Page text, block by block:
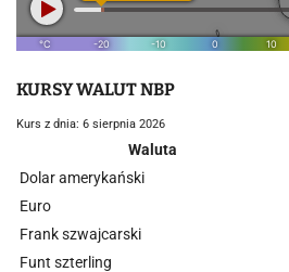
KURSY WALUT NBP
Kurs z dnia: 6 sierpnia 2026
Waluta
Dolar amerykański
Euro
Frank szwajcarski
Funt szterling